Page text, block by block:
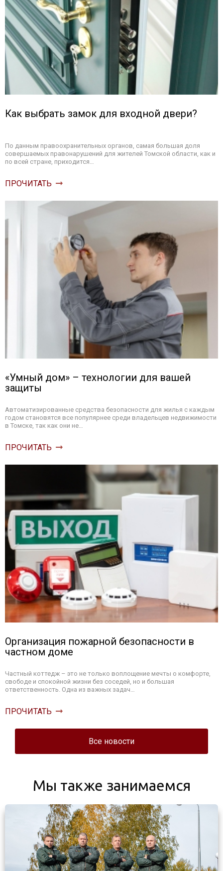
Как выбрать замок для входной двери?
По данным правоохранительных органов, самая большая доля
совершаемых правонарушений для жителей Томской области, как и
по всей стране, приходится…
ПРОЧИТАТЬ
«Умный дом» – технологии для вашей
защиты
Автоматизированные средства безопасности для жилья с каждым
годом становятся все популярнее среди владельцев недвижимости
в Томске, так как они не…
ПРОЧИТАТЬ
Организация пожарной безопасности в
частном доме
Частный коттедж – это не только воплощение мечты о комфорте,
свободе и спокойной жизни без соседей, но и большая
ответственность. Одна из важных задач…
ПРОЧИТАТЬ
Все новости
Мы также занимаемся